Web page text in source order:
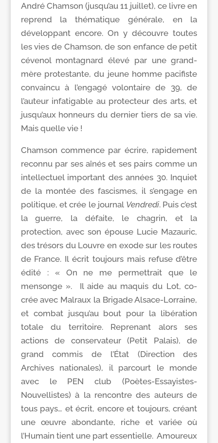
André Chamson (jusqu’au 11 juillet), ce livre en
reprend la thématique générale, en la
développant encore. On y découvre toutes
les vies de Chamson, de son enfance de petit
cévenol montagnard élevé par une grand-
mère protestante, du jeune homme pacifiste
convaincu à l’engagé volontaire de 39, de
l’auteur infatigable au protecteur des arts, et
jusqu’aux honneurs du dernier tiers de sa vie.
Mais quelle vie !
Chamson commence par écrire, rapidement
reconnu par ses aînés et ses pairs comme un
intellectuel important des années 30. Inquiet
de la montée des fascismes, il s’engage en
politique, et crée le journal Vendredi. Puis c’est
la guerre, la défaite, le chagrin, et la
protection, avec son épouse Lucie Mazauric,
des trésors du Louvre en exode sur les routes
de France. Il écrit toujours mais refuse d’être
édité : « On ne me permettrait que le
mensonge ». Il aide au maquis du Lot, co-
crée avec Malraux la Brigade Alsace-Lorraine,
et combat jusqu’au bout pour la libération
totale du territoire. Reprenant alors ses
actions de conservateur (Petit Palais), de
grand commis de l’État (Direction des
Archives nationales), il parcourt le monde
avec le PEN club (Poètes-Essayistes-
Nouvellistes) à la rencontre des auteurs de
tous pays… et écrit, encore et toujours, créant
une œuvre abondante, riche et variée où
l’Humain tient une part essentielle. Amoureux